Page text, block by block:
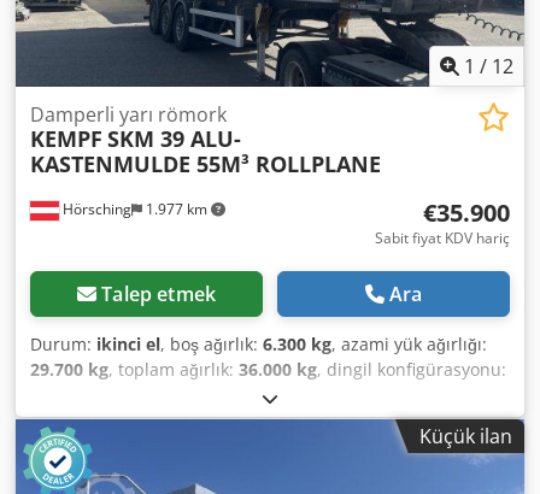
1 / 12
Hörsching 1.977 km
Damperli yarı römork
KEMPF SKM 39 ALU-
KASTENMULDE 55M³ ROLLPLANE
€35.900
Sabit fiyat KDV hariç
Talep etmek Ara
Durum: ikinci el, boş ağırlık: 6.300 kg, azami yük ağırlığı:
29.700 kg, toplam ağırlık: 36.000 kg, dingil konfigürasyonu:
, yükleme alanı hacmi:
süspansiyon:hava, Donanım:ABS, KEMPF Büyük Hacimli
Damperli Kasa, 55 m³ * Rulo branda * Ayakta durma
platformu * Jost akslar, disk frenli * 1. aks kaldırma özelliği
Küçük ilan